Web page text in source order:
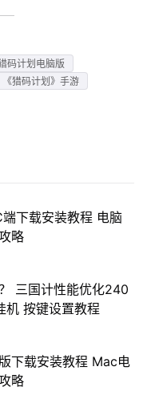
码计划电脑版
《猎码计划》手游
下载安装教程 电脑
略
三国计性能优化240
机 按键设置教程
下载安装教程 Mac电
略